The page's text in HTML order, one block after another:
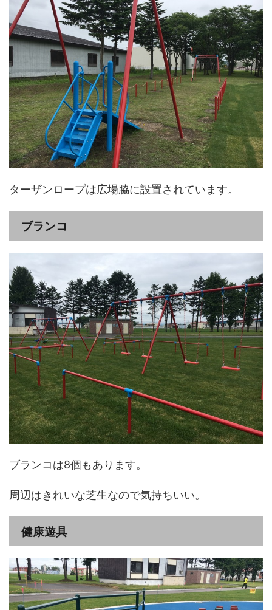
ターザンロープは広場脇に設置されています。
ブランコ
ブランコは8個もあります。
周辺はきれいな芝生なので気持ちいい。
健康遊具